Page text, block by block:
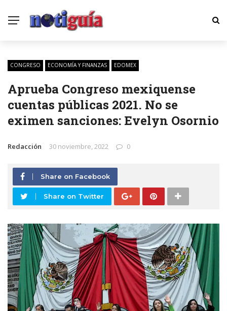
CONGRESO ECONOMÍA Y FINANZAS EDOMEX
Aprueba Congreso mexiquense
cuentas públicas 2021. No se
eximen sanciones: Evelyn Osornio
Redacción 30 noviembre, 2022 0
Share on Facebook
Share on Twitter